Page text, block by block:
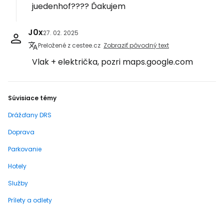
juedenhof???? Ďakujem
J0x27. 02. 2025
Preložené z cestee.cz Zobraziť pôvodný text
Vlak + električka, pozri maps.google.com
Súvisiace témy
Drážďany DRS
Doprava
Parkovanie
Hotely
Služby
Prílety a odlety